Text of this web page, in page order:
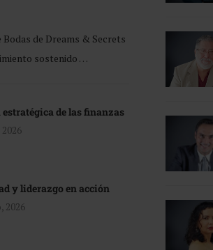
de Dreams & Secrets
sostenido …
de las finanzas
y liderazgo en acción
2026